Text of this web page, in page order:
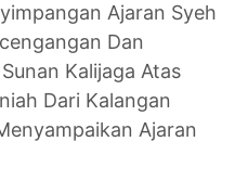
Ajaran Syeh
Dan
Kalijaga Atas
Dari Kalangan
Ajaran